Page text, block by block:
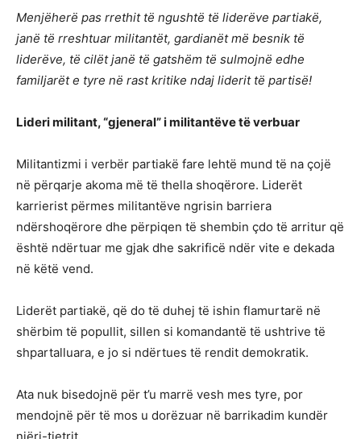
Menjëherë pas rrethit të ngushtë të liderëve partiakë,
janë të rreshtuar militantët, gardianët më besnik të
liderëve, të cilët janë të gatshëm të sulmojnë edhe
familjarët e tyre në rast kritike ndaj liderit të partisë!
Lideri militant, “gjeneral” i militantëve të verbuar
Militantizmi i verbër partiakë fare lehtë mund të na çojë
në përqarje akoma më të thella shoqërore. Liderët
karrierist përmes militantëve ngrisin barriera
ndërshoqërore dhe përpiqen të shembin çdo të arritur që
është ndërtuar me gjak dhe sakrificë ndër vite e dekada
në këtë vend.
Liderët partiakë, që do të duhej të ishin flamurtarë në
shërbim të popullit, sillen si komandantë të ushtrive të
shpartalluara, e jo si ndërtues të rendit demokratik.
Ata nuk bisedojnë për t’u marrë vesh mes tyre, por
mendojnë për të mos u dorëzuar në barrikadim kundër